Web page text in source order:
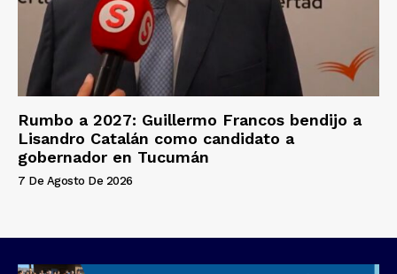
Rumbo a 2027: Guillermo Francos bendijo a
Lisandro Catalán como candidato a
gobernador en Tucumán
7 De Agosto De 2026